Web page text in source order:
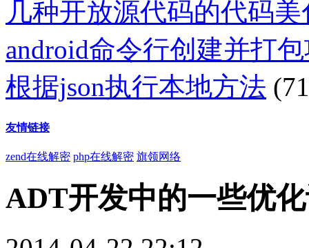
几种开放源代码的代码
android命令行创建并打
根据json执行本地方法
友情链接
zend在线解密 php在线解密 旗领网络
ADT开发中的一些优